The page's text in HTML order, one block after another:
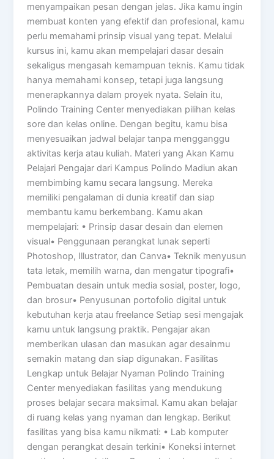
menyampaikan pesan dengan jelas. Jika kamu ingin
membuat konten yang efektif dan profesional, kamu
perlu memahami prinsip visual yang tepat. Melalui
kursus ini, kamu akan mempelajari dasar desain
sekaligus mengasah kemampuan teknis. Kamu tidak
hanya memahami konsep, tetapi juga langsung
menerapkannya dalam proyek nyata. Selain itu,
Polindo Training Center menyediakan pilihan kelas
sore dan kelas online. Dengan begitu, kamu bisa
menyesuaikan jadwal belajar tanpa mengganggu
aktivitas kerja atau kuliah. Materi yang Akan Kamu
Pelajari Pengajar dari Kampus Polindo Madiun akan
membimbing kamu secara langsung. Mereka
memiliki pengalaman di dunia kreatif dan siap
membantu kamu berkembang. Kamu akan
mempelajari: • Prinsip dasar desain dan elemen
visual• Penggunaan perangkat lunak seperti
Photoshop, Illustrator, dan Canva• Teknik menyusun
tata letak, memilih warna, dan mengatur tipografi•
Pembuatan desain untuk media sosial, poster, logo,
dan brosur• Penyusunan portofolio digital untuk
kebutuhan kerja atau freelance Setiap sesi mengajak
kamu untuk langsung praktik. Pengajar akan
memberikan ulasan dan masukan agar desainmu
semakin matang dan siap digunakan. Fasilitas
Lengkap untuk Belajar Nyaman Polindo Training
Center menyediakan fasilitas yang mendukung
proses belajar secara maksimal. Kamu akan belajar
di ruang kelas yang nyaman dan lengkap. Berikut
fasilitas yang bisa kamu nikmati: • Lab komputer
dengan perangkat desain terkini• Koneksi internet